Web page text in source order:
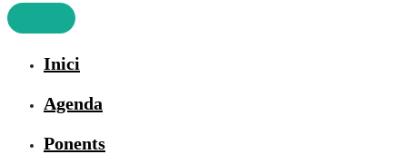
Inici
Agenda
Ponents